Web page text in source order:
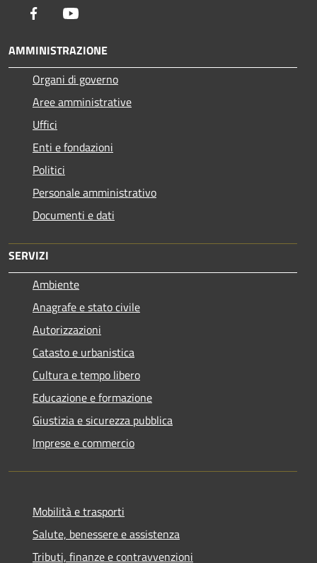
Facebook
AMMINISTRAZIONE
Organi di governo
Aree amministrative
Uffici
Enti e fondazioni
Politici
Personale amministrativo
Documenti e dati
SERVIZI
Ambiente
Anagrafe e stato civile
Autorizzazioni
Catasto e urbanistica
Cultura e tempo libero
Educazione e formazione
Giustizia e sicurezza pubblica
Imprese e commercio
Mobilità e trasporti
Salute, benessere e assistenza
Tributi, finanze e contravvenzioni